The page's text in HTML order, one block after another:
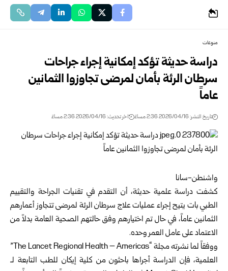
منوعات
دراسة حديثة تؤكد إمكانية إجراء جراحات
سرطان الرئة بأمان لمرضى تجاوزوا الثمانين
عاماً
تاريخ النشر: 2026/04/16 2:36 مساءً اخر تحديث: 2026/04/16 2:36 مساءً
واشنطن-سانا
كشفت دراسة علمية حديثة، أن التقدم في تقنيات الجراحة والتقييم
الطبي بات يتيح إجراء عمليات علاج سرطان الرئة لمرضى تتجاوز أعمارهم
الثمانين عاماً، في حال تم اختيارهم وفق حالتهم الصحية العامة بدلاً من
الاعتماد على عامل العمر وحده.
ووفقاً لما نشرته مجلة “The Lancet Regional Health – Americas”
العلمية، فإن الدراسة أجراها باحثون من كلية إيكان للطب التابعة لـ